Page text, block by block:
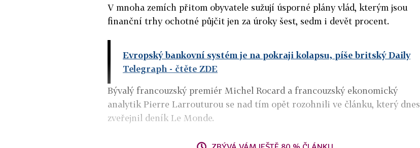
V mnoha zemích přitom obyvatele sužují úsporné plány vlád, kterým jsou
finanční trhy ochotné půjčit jen za úroky šest, sedm i devět procent.
Evropský bankovní systém je na pokraji kolapsu, píše britský Daily
Telegraph - čtěte ZDE
Bývalý francouzský premiér Michel Rocard a francouzský ekonomický
analytik Pierre Larrouturou se nad tím opět rozohnili ve článku, který dnes
zveřejnil deník Le Monde.